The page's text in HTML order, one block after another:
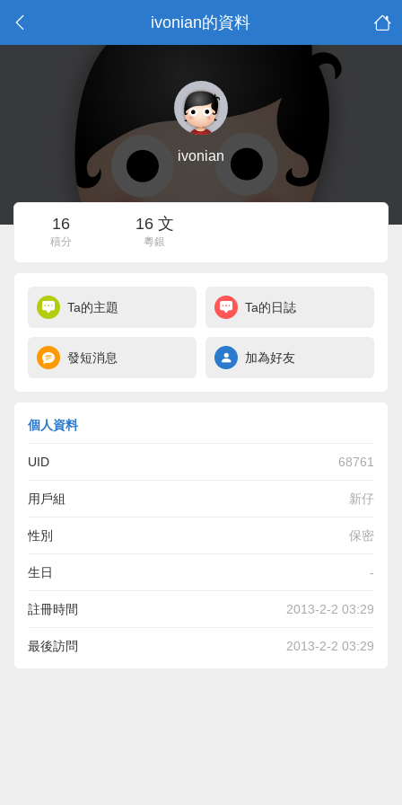
ivonian的資料
ivonian
16
積分
16 文
粵銀
Ta的主題 Ta的日誌
發短消息 加為好友
個人資料
UID 68761
用戶組 新仔
性別 保密
生日 -
註冊時間 2013-2-2 03:29
最後訪問 2013-2-2 03:29